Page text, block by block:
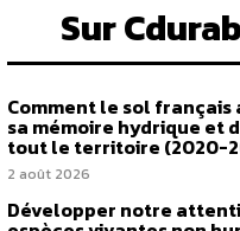
Sur
Comment le sol français
sa mémoire hydrique et
tout le territoire (2020-
2 août 2026
Développer notre